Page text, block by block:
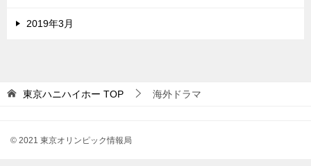
2019年3月
東京ハニハイホー TOP 海外ドラマ
© 2021 東京オリンピック情報局